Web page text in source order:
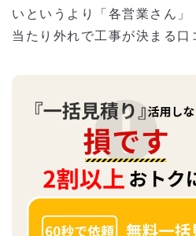
いというより「各営業さん」
当たり外れで工事が決まる口